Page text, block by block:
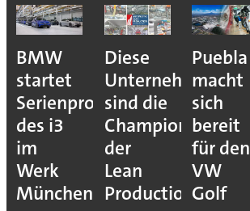
BMW
startet
Serienproduktion
des i3
im
Werk
München
Diese
Unternehmen
sind die
Champions
der
Lean
Production
Puebla
macht
sich
bereit
für den
VW
Golf